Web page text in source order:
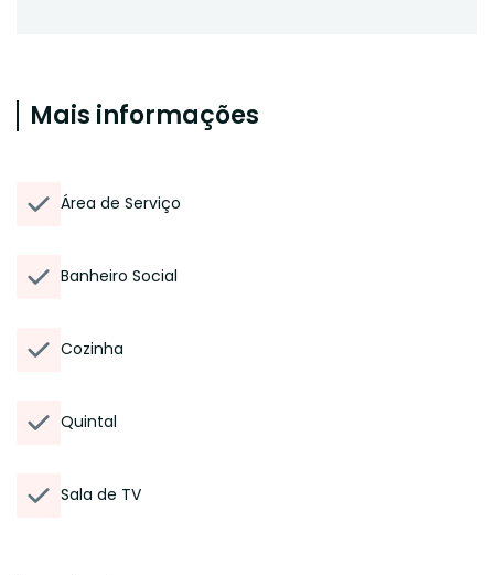
Mais informações
Área de Serviço
Banheiro Social
Cozinha
Quintal
Sala de TV